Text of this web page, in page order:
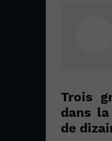
Trois
dans
de